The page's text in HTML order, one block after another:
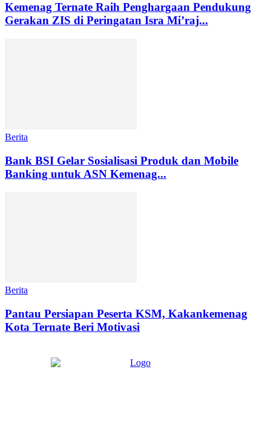
Kemenag Ternate Raih Penghargaan Pendukung
Gerakan ZIS di Peringatan Isra Mi’raj...
Berita
Bank BSI Gelar Sosialisasi Produk dan Mobile
Banking untuk ASN Kemenag...
Berita
Pantau Persiapan Peserta KSM, Kakankemenag
Kota Ternate Beri Motivasi